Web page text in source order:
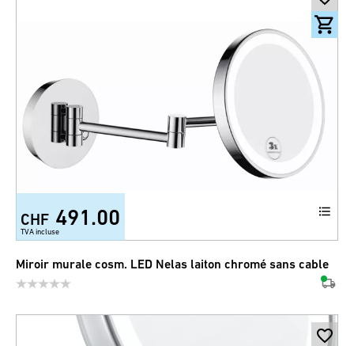
CHF 491.00
TVA incluse
Miroir murale cosm. LED Nelas laiton chromé sans cable